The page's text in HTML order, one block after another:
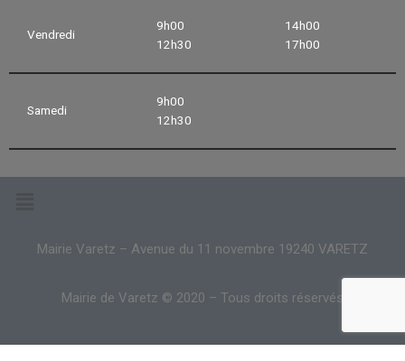
Vendredi
9h00
12h30
14h00
17h00
Samedi
9h00
12h30
Mairie Varetz – Avenue du 11 novembre 19240 VARETZ
Mairie de Varetz © 2020 – Tous droits réservés